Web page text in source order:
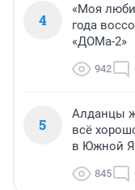
4
«Моя
года
«ДОМа-2»
942
5
Алданцы
всё
в Южной
845